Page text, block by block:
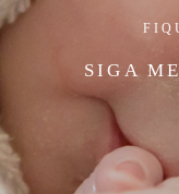
SIGA